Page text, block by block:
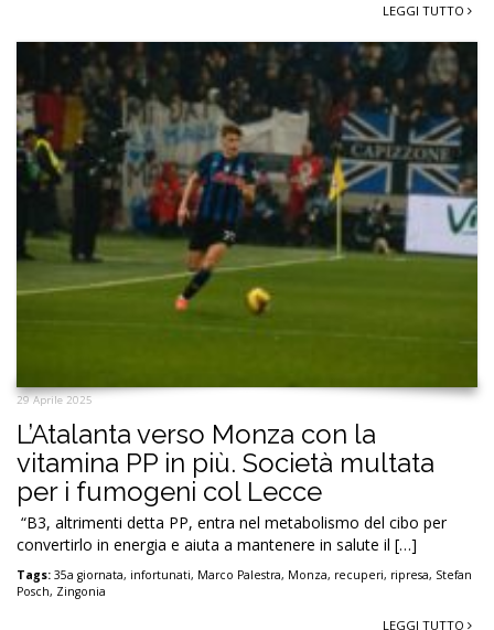
LEGGI TUTTO
29 Aprile 2025
L’Atalanta verso Monza con la
vitamina PP in più. Società multata
per i fumogeni col Lecce
“B3, altrimenti detta PP, entra nel metabolismo del cibo per
convertirlo in energia e aiuta a mantenere in salute il […]
Tags: 35a giornata, infortunati, Marco Palestra, Monza, recuperi, ripresa, Stefan
Posch, Zingonia
LEGGI TUTTO